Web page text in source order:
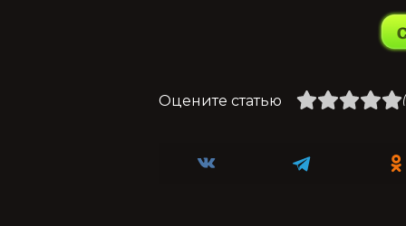
Оцените статью